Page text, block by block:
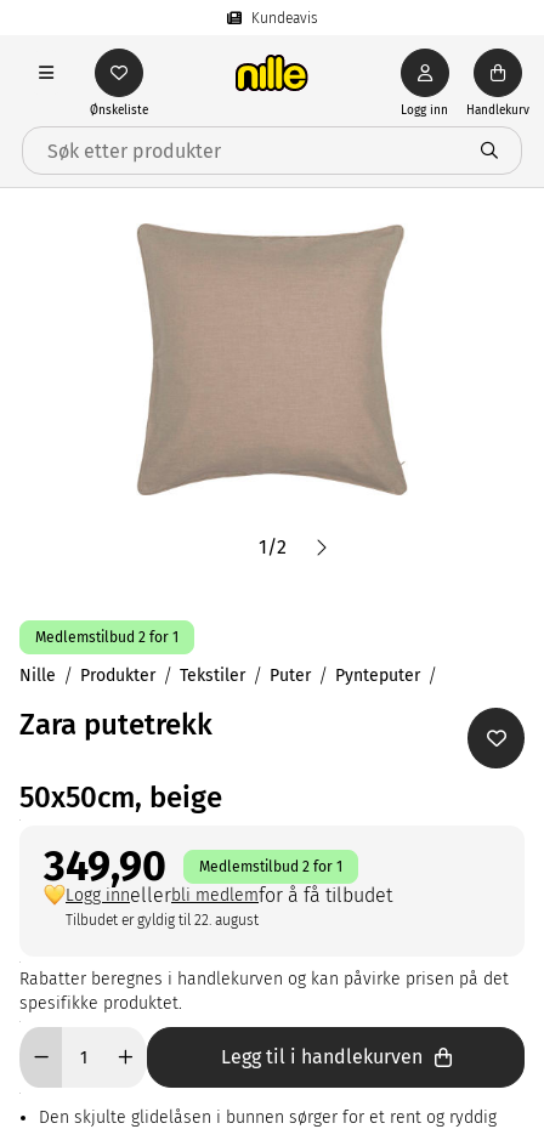
Kundeavis
Ønskeliste Logg inn Handlekurv
1/2
Medlemstilbud 2 for 1
Nille Produkter Tekstiler Puter Pynteputer
Zara putetrekk
50x50cm, beige
349,90 Medlemstilbud 2 for 1
Logg innellerbli medlemfor å få tilbudet
Tilbudet er gyldig til 22. august
Rabatter beregnes i handlekurven og kan påvirke prisen på det
spesifikke produktet.
Legg til i handlekurven
Den skjulte glidelåsen i bunnen sørger for et rent og ryddig